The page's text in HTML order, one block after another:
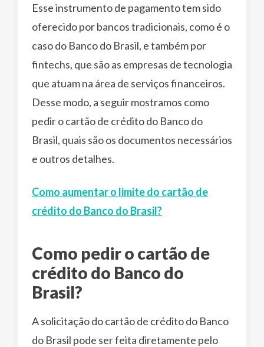
Esse instrumento de pagamento tem sido
oferecido por bancos tradicionais, como é o
caso do Banco do Brasil, e também por
fintechs, que são as empresas de tecnologia
que atuam na área de serviços financeiros.
Desse modo, a seguir mostramos como
pedir o cartão de crédito do Banco do
Brasil, quais são os documentos necessários
e outros detalhes.
Como aumentar o limite do cartão de
crédito do Banco do Brasil?
Como pedir o cartão de
crédito do Banco do
Brasil?
A solicitação do cartão de crédito do Banco
do Brasil pode ser feita diretamente pelo